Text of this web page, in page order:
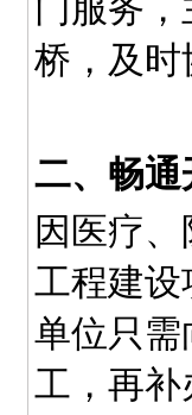
门服务
桥，及时
二、畅通
因医疗
工程建设
单位只需
工，再补